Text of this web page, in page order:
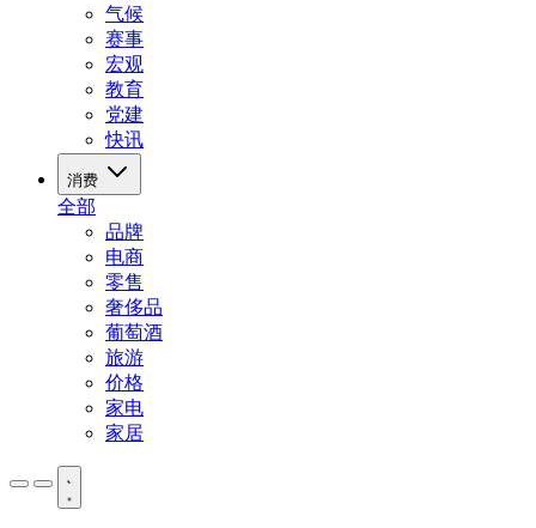
气候
赛事
宏观
教育
党建
快讯
消费
全部
品牌
电商
零售
奢侈品
葡萄酒
旅游
价格
家电
家居